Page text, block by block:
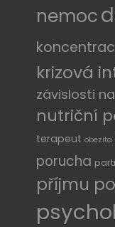
nemoc
krizová
závislosti
nutriční
terapeut obezita
porucha
příjmu